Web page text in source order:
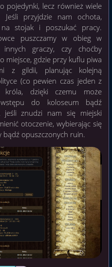
pojedynki, lecz również wiele
Jeśli przyjdzie nam ochota,
stojak i poszukać pracy.
puszczamy w obieg w
innych graczy, czy choćby
miejsce, gdzie przy kuflu piwa
z gildii, planując kolejną
(co pewien czas jeden z
dzięki czemu może
do koloseum bądź
jeśli znudzi nam się miejski
otoczenie, wybierając się
bądź opuszczonych ruin.